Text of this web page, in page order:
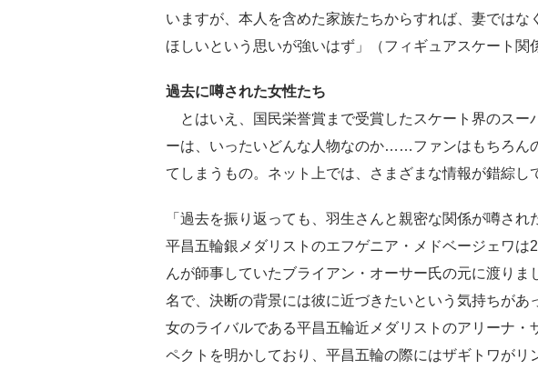
いますが、本人を含めた家族たちからすれば、妻ではな
ほしいという思いが強いはず」（フィギュアスケート関
過去に噂された女性たち
とはいえ、国民栄誉賞まで受賞したスケート界のスー
ーは、いったいどんな人物なのか……ファンはもちろん
てしまうもの。ネット上では、さまざまな情報が錯綜し
「過去を振り返っても、羽生さんと親密な関係が噂され
平昌五輪銀メダリストのエフゲニア・メドベージェワは
んが師事していたブライアン・オーサー氏の元に渡りま
名で、決断の背景には彼に近づきたいという気持ちがあ
女のライバルである平昌五輪近メダリストのアリーナ・
ペクトを明かしており、平昌五輪の際にはザギトワがリ